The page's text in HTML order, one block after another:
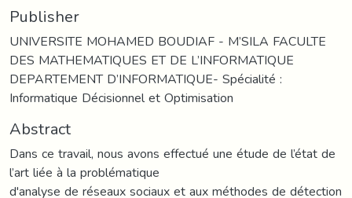
Publisher
UNIVERSITE MOHAMED BOUDIAF - M’SILA FACULTE
DES MATHEMATIQUES ET DE L’INFORMATIQUE
DEPARTEMENT D’INFORMATIQUE- Spécialité :
Informatique Décisionnel et Optimisation
Abstract
Dans ce travail, nous avons effectué une étude de l’état de
l’art liée à la problématique
d'analyse de réseaux sociaux et aux méthodes de détection